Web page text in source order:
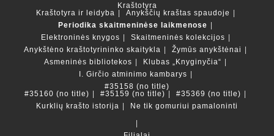
Kraštotyra
Kraštotyra ir leidyba
Anykščių kraštas spaudoje
Periodika skaitmeninėse laikmenose
Elektroninės knygos
Skaitmeninės kolekcijos
Anykštėno kraštotyrininko skaitykla
Žymūs anykštėnai
Asmeninės bibliotekos
Klubas „Knyginyčia“
I. Girčio atminimo kambarys
#35158 (no title)
#35160 (no title)
#35159 (no title)
#35369 (no title)
Kurklių krašto istorija
Ne tik gomuriui pamaloninti